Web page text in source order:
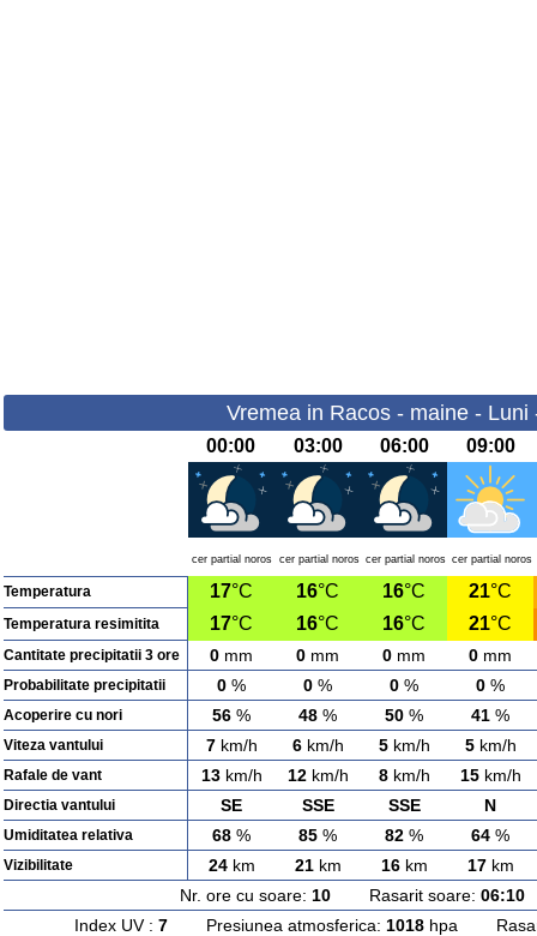
Vremea in Racos - maine - Luni
00:00 03:00 06:00 09:00
cer partial noros cer partial noros cer partial noros cer partial noros
Temperatura 17°C 16°C 16°C 21°C
Temperatura resimitita 17°C 16°C 16°C 21°C
Cantitate precipitatii 3 ore 0 mm 0 mm 0 mm 0 mm
Probabilitate precipitatii 0 % 0 % 0 % 0 %
Acoperire cu nori 56 % 48 % 50 % 41 %
Viteza vantului 7km/h 6km/h 5km/h 5km/h
Rafale de vant 13km/h 12km/h 8km/h 15km/h
Directia vantului SE SSE SSE N
Umiditatea relativa 68 % 85 % 82 % 64 %
Vizibilitate 24km 21km 16km 17km
Nr. ore cu soare: 10Rasarit soare: 06:10
Index UV : 7Presiunea atmosferica: 1018hpa